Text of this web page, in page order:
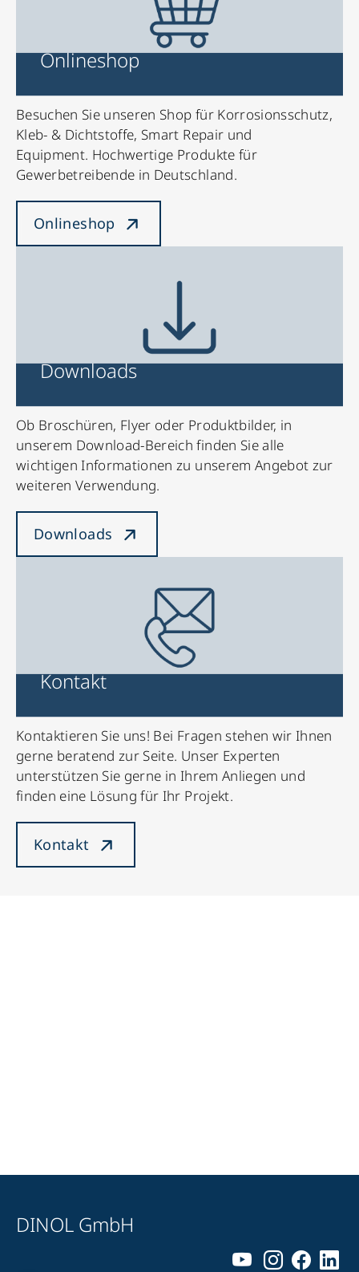
Onlineshop
Besuchen Sie unseren Shop für Korrosionsschutz,
Kleb- & Dichtstoffe, Smart Repair und
Equipment. Hochwertige Produkte für
Gewerbetreibende in Deutschland.
Onlineshop
Downloads
Ob Broschüren, Flyer oder Produktbilder, in
unserem Download-Bereich finden Sie alle
wichtigen Informationen zu unserem Angebot zur
weiteren Verwendung.
Downloads
Kontakt
Kontaktieren Sie uns! Bei Fragen stehen wir Ihnen
gerne beratend zur Seite. Unser Experten
unterstützen Sie gerne in Ihrem Anliegen und
finden eine Lösung für Ihr Projekt.
Kontakt
DINOL GmbH